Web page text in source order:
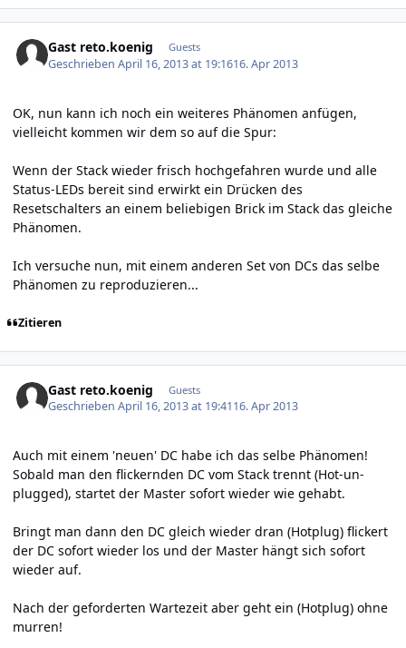
Gast reto.koenig Guests
GeschriebenApril 16, 2013 at 19:1616. Apr 2013
OK, nun kann ich noch ein weiteres Phänomen anfügen,
vielleicht kommen wir dem so auf die Spur:
Wenn der Stack wieder frisch hochgefahren wurde und alle
Status-LEDs bereit sind erwirkt ein Drücken des
Resetschalters an einem beliebigen Brick im Stack das gleiche
Phänomen.
Ich versuche nun, mit einem anderen Set von DCs das selbe
Phänomen zu reproduzieren...
Zitieren
Gast reto.koenig Guests
GeschriebenApril 16, 2013 at 19:4116. Apr 2013
Auch mit einem 'neuen' DC habe ich das selbe Phänomen!
Sobald man den flickernden DC vom Stack trennt (Hot-un-
plugged), startet der Master sofort wieder wie gehabt.
Bringt man dann den DC gleich wieder dran (Hotplug) flickert
der DC sofort wieder los und der Master hängt sich sofort
wieder auf.
Nach der geforderten Wartezeit aber geht ein (Hotplug) ohne
murren!